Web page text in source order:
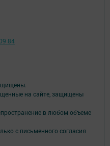
на сайте, защищены
в любом объеме
с письменного согласия
84